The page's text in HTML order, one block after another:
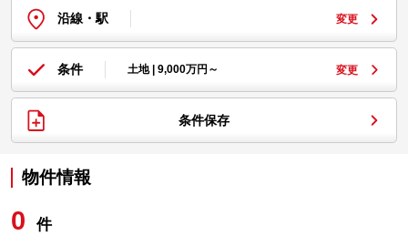
沿線・駅 変更
条件 土地 | 9,000万円～ 変更
条件保存
物件情報
0 件